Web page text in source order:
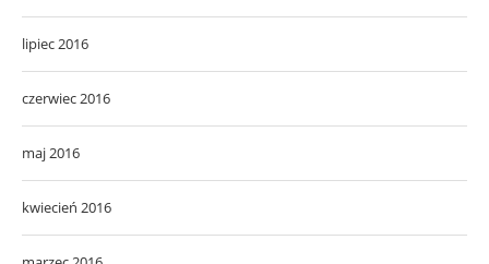
lipiec 2016
czerwiec 2016
maj 2016
kwiecień 2016